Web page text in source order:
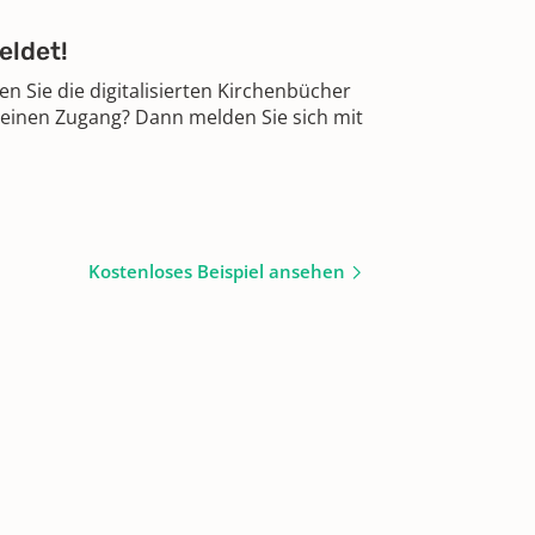
Sie die digitalisierten Kirchenbücher
Zugang? Dann melden Sie sich mit
Kostenloses Beispiel ansehen